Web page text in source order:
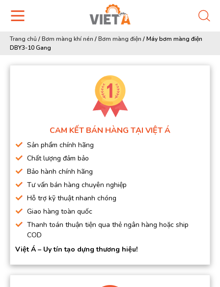
Trang chủ /Bơm màng khí nén /Bơm màng điện /Máy bơm màng điện
DBY3-10 Gang
CAM KẾT BÁN HÀNG TẠI VIỆT Á
Sản phẩm chính hãng
Chất lượng đảm bảo
Bảo hành chính hãng
Tư vấn bán hàng chuyên nghiệp
Hỗ trợ kỹ thuật nhanh chóng
Giao hàng toàn quốc
Thanh toán thuận tiện qua thẻ ngân hàng hoặc ship
COD
Việt Á – Uy tín tạo dựng thương hiệu!